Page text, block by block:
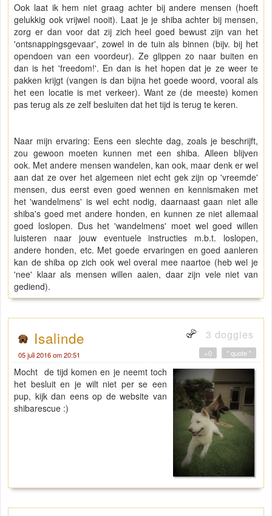
Ook laat ik hem niet graag achter bij andere mensen (hoeft
gelukkig ook vrijwel nooit). Laat je je shiba achter bij mensen,
zorg er dan voor dat zij zich heel goed bewust zijn van het
'ontsnappingsgevaar', zowel in de tuin als binnen (bijv. bij het
opendoen van een voordeur). Ze glippen zo naar buiten en
dan is het 'freedom!'. En dan is het hopen dat je ze weer te
pakken krijgt (vangen is dan bijna het goede woord, vooral als
het een locatie is met verkeer). Want ze (de meeste) komen
pas terug als ze zelf besluiten dat het tijd is terug te keren.
Naar mijn ervaring: Eens een slechte dag, zoals je beschrijft,
zou gewoon moeten kunnen met een shiba. Alleen blijven
ook. Met andere mensen wandelen, kan ook, maar denk er wel
aan dat ze over het algemeen niet echt gek zijn op 'vreemde'
mensen, dus eerst even goed wennen en kennismaken met
het 'wandelmens' is wel echt nodig, daarnaast gaan niet alle
shiba's goed met andere honden, en kunnen ze niet allemaal
goed loslopen. Dus het 'wandelmens' moet wel goed willen
luisteren naar jouw eventuele instructies m.b.t. loslopen,
andere honden, etc. Met goede ervaringen en goed aanleren
kan de shiba op zich ook wel overal mee naartoe (heb wel je
'nee' klaar als mensen willen aaien, daar zijn vele niet van
gediend).
Isalinde 3 doggies
05 juli 2016 om 20:51 " quote "
+0
Mocht de tijd komen en je neemt toch
het besluit en je wilt niet per se een
pup, kijk dan eens op de website van
shibarescue :)